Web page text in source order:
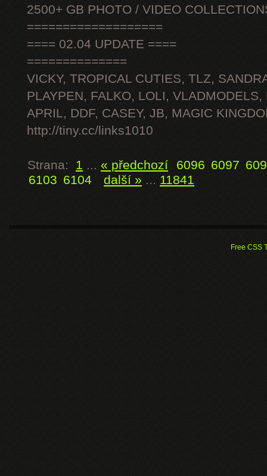
2500+ GB PHOTO / VIDEO
===================
==== 02.04 UPDATE ====
==============
VICKY, TROPICAL CUTIES, TLZ,
PLAYPEN, FALKO, LOLI, VLADMODELS,
APRIL, DDF, CASEY, JB, MAGIC
http://tiny.cc/links1010
Strana: 1 ... « předchozí 6096 6097
6103 6104 další » ... 11841
Free CSS